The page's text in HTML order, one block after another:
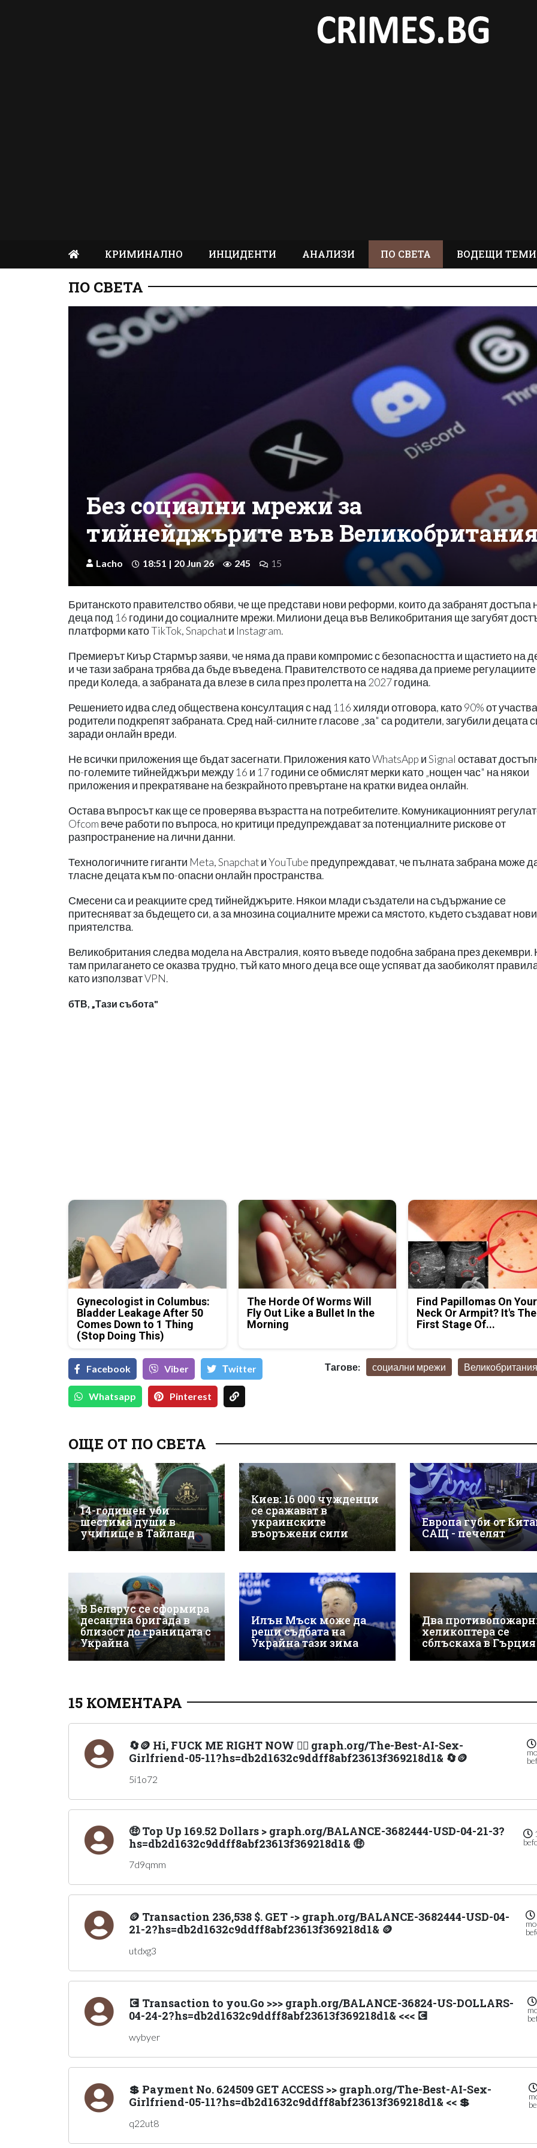
КРИМИНАЛНО ИНЦИДЕНТИ АНАЛИЗИ ПО СВЕТА ВОДЕЩИ ТЕМИ
ПО СВЕТА
Без социални мрежи за
тийнейджърите във
Lacho 18:51 | 20 Jun 26 245 15
Британското правителство обяви, че ще представи нови реформи, които да забранят достъпа
деца под 16 години до социалните мрежи. Милиони деца във Великобритания ще загубят
платформи като TikTok, Snapchat и Instagram.
Премиерът Киър Стармър заяви, че няма да прави компромис с безопасността и щастието на
и че тази забрана трябва да бъде въведена. Правителството се надява да приеме регулациите
преди Коледа, а забраната да влезе в сила през пролетта на 2027 година.
Решението идва след обществена консултация с над 116 хиляди отговора, като 90% от
родители подкрепят забраната. Сред най-силните гласове „за" са родители, загубили децата
заради онлайн вреди.
Не всички приложения ще бъдат засегнати. Приложения като WhatsApp и Signal остават
по-големите тийнейджъри между 16 и 17 години се обмислят мерки като „нощен час" на някои
приложения и прекратяване на безкрайното превъртане на кратки видеа онлайн.
Остава въпросът как ще се проверява възрастта на потребителите. Комуникационният
Ofcom вече работи по въпроса, но критици предупреждават за потенциалните рискове от
разпространение на лични данни.
Технологичните гиганти Meta, Snapchat и YouTube предупреждават, че пълната забрана може
тласне децата към по-опасни онлайн пространства.
Смесени са и реакциите сред тийнейджърите. Някои млади създатели на съдържание се
притесняват за бъдещето си, а за мнозина социалните мрежи са мястото, където създават нови
приятелства.
Великобритания следва модела на Австралия, която въведе подобна забрана през декември.
там прилагането се оказва трудно, тъй като много деца все още успяват да заобиколят
като използват VPN.
бТВ, „Тази събота"
Gynecologist in Columbus:
Bladder Leakage After 50
Comes Down to 1 Thing
(Stop Doing This)
The Horde Of Worms Will
Fly Out Like a Bullet In the
Morning
Find Papillomas On Your
Neck Or Armpit? It's The
First Stage Of...
Facebook Viber Тwitter
Whatsapp Pinterest
Тагове: социални мрежи Великобритания
ОЩЕ ОТ ПО СВЕТА
14-годишен уби
шестима души в
училище в Тайланд
Киев: 16 000 чужденци
се сражават в
украинските
въоръжени сили
Европа губи от
САЩ - печелят
В Беларус се сформира
десантна бригада в
близост до границата с
Украйна
Илън Мъск може да
реши съдбата на
Украйна тази зима
Два
хеликоптера се
сблъскаха в Гърция
15 КОМЕНТАРА
🔄🪙 Hi, FUСК ME RIGHT NOW 👉🏼 graph.org/The-Best-AI-Sex-
Girlfriend-05-11?hs=db2d1632c9ddff8abf23613f369218d1& 🔄🪙
5i1o72
🤑 Top Up 169.52 Dollars > graph.org/BALANCE-3682444-USD-04-21-3?
hs=db2d1632c9ddff8abf23613f369218d1& 🤑
7d9qmm
🪙 Transaction 236,538 $. GET -> graph.org/BALANCE-3682444-USD-04-
21-2?hs=db2d1632c9ddff8abf23613f369218d1& 🪙
utdxg3
💽 Transaction to you.Go >>> graph.org/BALANCE-36824-US-DOLLARS-
04-24-2?hs=db2d1632c9ddff8abf23613f369218d1& <<< 💽
wybyer
💲 Payment No. 624509 GET ACCESS >> graph.org/The-Best-AI-Sex-
Girlfriend-05-11?hs=db2d1632c9ddff8abf23613f369218d1& << 💲
q22ut8